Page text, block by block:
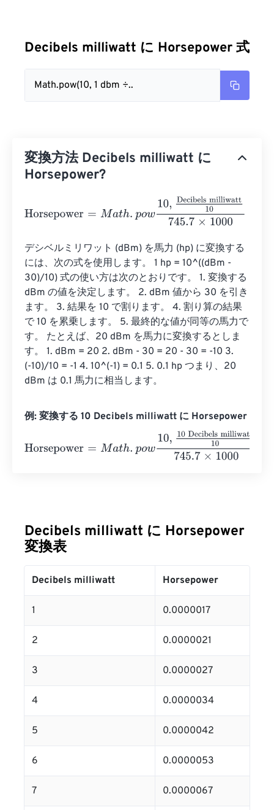
Decibels milliwatt に Horsepower 式
Math.pow(10, 1 dbm ÷..
変換方法 Decibels milliwatt に
Horsepower?
Decibels milliwatt10745.7
デシベルミリワット (dBm) を馬力 (hp) に変換する
には、次の式を使用します。 1 hp = 10^((dBm -
30)/10) 式の使い方は次のとおりです。 1. 変換する
dBm の値を決定します。 2. dBm 値から 30 を引き
ます。 3. 結果を 10 で割ります。 4. 割り算の結果
で 10 を累乗します。 5. 最終的な値が同等の馬力で
す。 たとえば、20 dBm を馬力に変換するとしま
す。 1. dBm = 20 2. dBm - 30 = 20 - 30 = -10 3.
(-10)/10 = -1 4. 10^(-1) = 0.1 5. 0.1 hp つまり、20
dBm は 0.1 馬力に相当します。
例: 変換する 10 Decibels milliwatt に Horsepower
10 Decibels milliwatt10745.7
Decibels milliwatt に Horsepower
変換表
Decibels milliwatt Horsepower
1 0.0000017
2 0.0000021
3 0.0000027
4 0.0000034
5 0.0000042
6 0.0000053
7 0.0000067